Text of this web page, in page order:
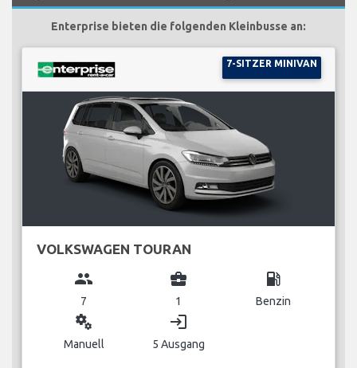
Enterprise bieten die folgenden Kleinbusse an:
7-SITZER MINIVAN
VOLKSWAGEN TOURAN
group
7
business_center
1
local_gas_station
Benzin
miscellaneous_services
Manuell
login
5 Ausgang